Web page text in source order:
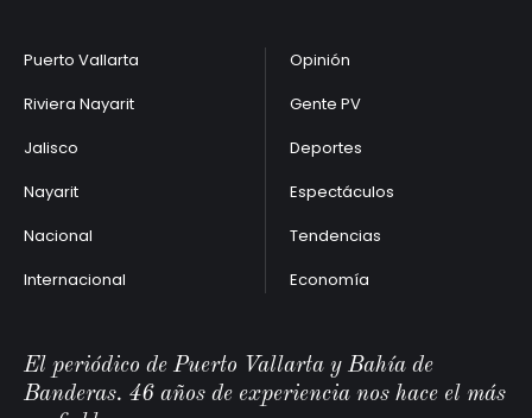
Puerto Vallarta
Riviera Nayarit
Jalisco
Nayarit
Nacional
Internacional
Opinión
Gente PV
Deportes
Espectáculos
Tendencias
Economía
El periódico de Puerto Vallarta y Bahía de
Banderas. 46 años de experiencia nos hace el más